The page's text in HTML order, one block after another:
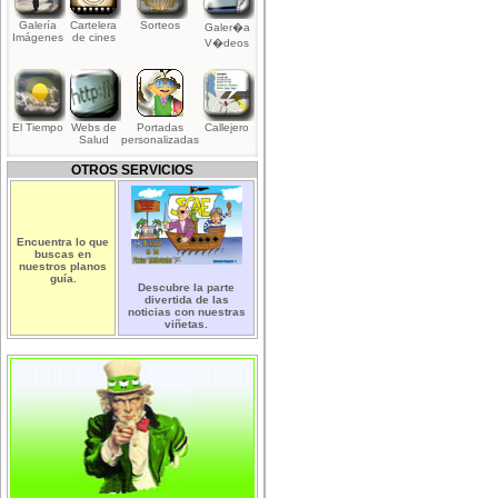
Galería
Imágenes
Cartelera
de cines
Sorteos
Galer�a
V�deos
El Tiempo
Webs de
Salud
Portadas
personalizadas
Callejero
OTROS SERVICIOS
Encuentra lo que
buscas en
nuestros planos
guía.
Descubre la parte
divertida de las
noticias con nuestras
viñetas.